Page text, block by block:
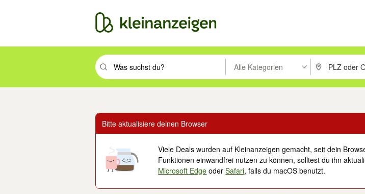
Suchbegriff eingeben. Eingabetaste drücken um zu suchen, oder Vorschläge mit
Alle Kategorien PLZ oder Ort
Bitte aktualisiere deinen Browser
Viele Deals wurden auf Kleinanzeigen gemacht, seit dein
Funktionen einwandfrei nutzen zu können, solltest du ihn
Microsoft Edge oderSafari, falls du macOS benutzt.